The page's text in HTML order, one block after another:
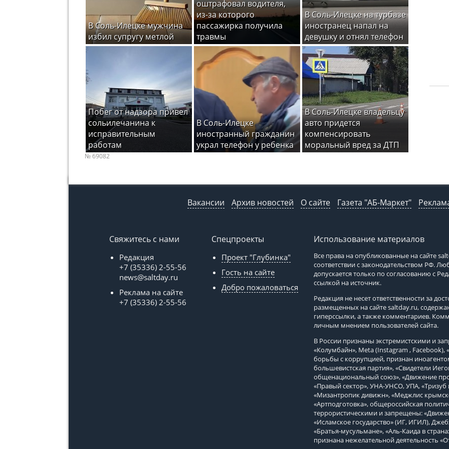
В Соль-Илецке мужчина
избил супругу метлой
оштрафовал водителя,
из-за которого
пассажирка получила
травмы
В Соль-Илецке на турбазе
иностранец напал на
девушку и отнял телефон
Побег от надзора привел
сольилечанина к
исправительным
работам
В Соль-Илецке
иностранный гражданин
украл телефон у ребенка
В Соль-Илецке владельцу
авто придется
компенсировать
моральный вред за ДТП
№ 69082
Вакансии Архив новостей О сайте Газета "АБ-Маркет"
Свяжитесь с нами
Редакция
+7 (35336) 2-55-56
news@saltday.ru
Реклама на сайте
+7 (35336) 2-55-56
Спецпроекты
Проект "Глубинка"
Гость на сайте
Добро пожаловаться
Использование материалов
Все права на опубликованные на сайте
соответствии с законодательством РФ.
допускается только по согласованию с
ссылкой на источник.
Редакция не несет ответственности за
размещенных на сайтеsaltday.ru,
гиперссылки, а также комментариев.
личным мнением пользователей сайта.
В России признаны экстремистскими и
«Колумбайн», Meta (Instagram ,
борьбы с коррупцией, признан
большевистская партия», «Свидетели
общенациональный союз», «Движение
«Правый сектор», УНА-УНСО, УПА, «Тризуб
«Мизантропик дивижн», «Меджлис
«Артподготовка», общероссийская
террористическими и запрещены:
«Исламское государство» (ИГ, ИГИЛ),
«Братья-мусульмане», «Аль-Каида в
признана нежелательной деятельность